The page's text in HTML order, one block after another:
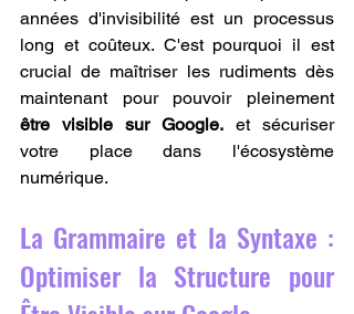
années d'invisibilité est un processus
long et coûteux. C'est pourquoi il est
crucial de maîtriser les rudiments dès
maintenant pour pouvoir pleinement
être visible sur Google. et sécuriser
votre place dans l'écosystème
numérique.
La Grammaire et la Syntaxe :
Optimiser la Structure pour